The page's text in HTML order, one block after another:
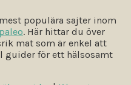
populära sajter inom
paleo. Här hittar du över
mat som är enkel att
guider för ett hälsosamt